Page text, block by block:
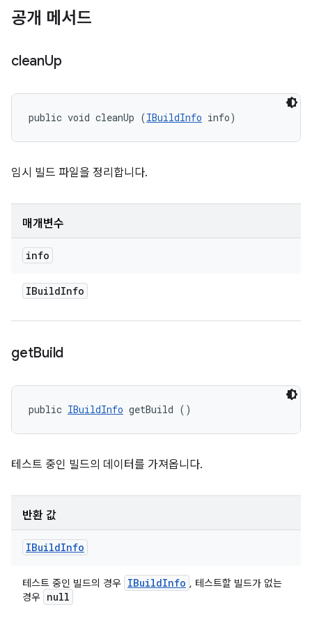
공개 메서드
cleanUp
public void cleanUp (IBuildInfo info)
임시 빌드 파일을 정리합니다.
매개변수
info
IBuildInfo
getBuild
public IBuildInfo getBuild ()
테스트 중인 빌드의 데이터를 가져옵니다.
반환 값
IBuildInfo
테스트 중인 빌드의 경우 IBuildInfo , 테스트할 빌드가 없는
경우 null